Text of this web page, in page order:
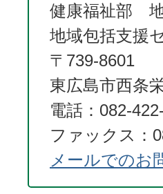
健康福祉部
地域包括支援
〒739-8601
東広島市西条
電話：082-
ファックス：
メールでのお